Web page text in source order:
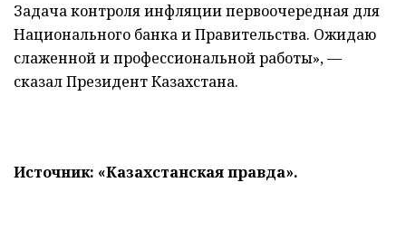
Задача контроля инфляции первоочередная для
Национального банка и Правительства. Ожидаю
слаженной и профессиональной работы», —
сказал Президент Казахстана.
Источник: «Казахстанская правда».